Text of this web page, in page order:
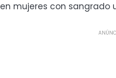
en mujeres con sangrado